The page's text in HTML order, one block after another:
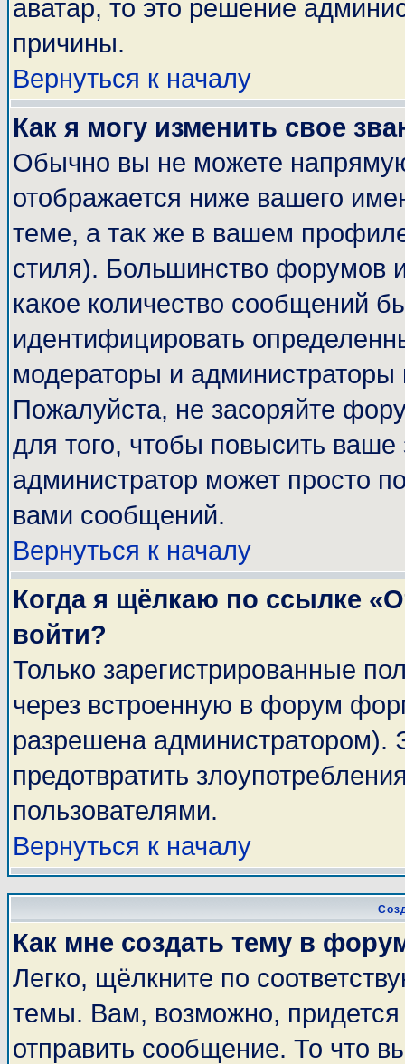
аватар, то это решение
причины.
Вернуться к началу
Как я могу изменить свое
Обычно вы не можете
отображается ниже вашего
теме, а так же в вашем
стиля). Большинство форумов
какое количество сообщений
идентифицировать
модераторы и администраторы
Пожалуйста, не засоряйте
для того, чтобы повысить
администратор может просто
вами сообщений.
Вернуться к началу
Когда я щёлкаю по ссылке
войти?
Только зарегистрированные
через встроенную в форум
разрешена администратором).
предотвратить
пользователями.
Вернуться к началу
Как мне создать тему в
Легко, щёлкните по
темы. Вам, возможно, придется
отправить сообщение. То что